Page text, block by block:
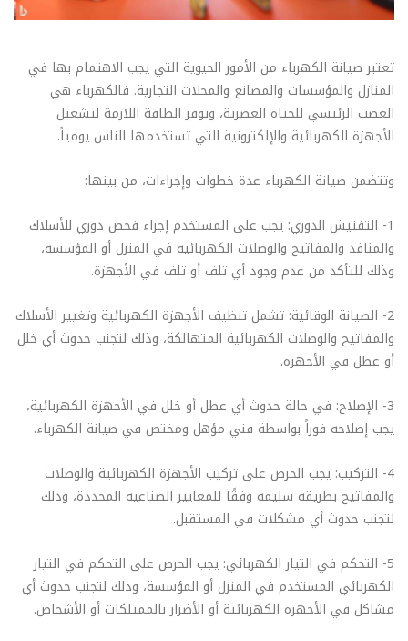
تعتبر صيانة الكهرباء من الأمور الحيوية التي يجب الاهتمام بها في
المنازل والمؤسسات والمصانع والمحلات التجارية. فالكهرباء هي
العصب الرئيسي للحياة العصرية، وتوفر الطاقة اللازمة لتشغيل
الأجهزة الكهربائية والإلكترونية التي تستخدمها الناس يومياً.
وتتضمن صيانة الكهرباء عدة خطوات وإجراءات، من بينها:
1- التفتيش الدوري: يجب على المستخدم إجراء فحص دوري للأسلاك
والمنافذ والمفاتيح والوصلات الكهربائية في المنزل أو المؤسسة،
وذلك للتأكد من عدم وجود أي تلف أو تلف في الأجهزة.
2- الصيانة الوقائية: تشمل تنظيف الأجهزة الكهربائية وتغيير الأسلاك
والمفاتيح والوصلات الكهربائية المتهالكة، وذلك لتجنب حدوث أي خلل
أو عطل في الأجهزة.
3- الإصلاح: في حالة حدوث أي عطل أو خلل في الأجهزة الكهربائية،
يجب إصلاحه فوراً بواسطة فني مؤهل ومختص في صيانة الكهرباء.
4- التركيب: يجب الحرص على تركيب الأجهزة الكهربائية والوصلات
والمفاتيح بطريقة سليمة وفقًا للمعايير الصناعية المحددة، وذلك
لتجنب حدوث أي مشكلات في المستقبل.
5- التحكم في التيار الكهربائي: يجب الحرص على التحكم في التيار
الكهربائي المستخدم في المنزل أو المؤسسة، وذلك لتجنب حدوث أي
مشاكل في الأجهزة الكهربائية أو الأضرار بالممتلكات أو الأشخاص.